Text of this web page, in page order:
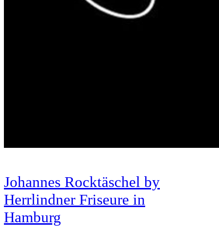
Johannes Rocktäschel by
Herrlindner Friseure in
Hamburg